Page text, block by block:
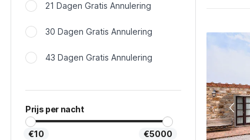
21 Dagen Gratis Annulering
30 Dagen Gratis Annulering
43 Dagen Gratis Annulering
Prijs per nacht
€10 €5000